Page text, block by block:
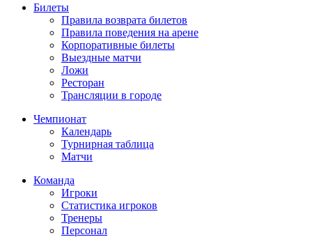
Билеты
Правила возврата билетов
Правила поведения на арене
Корпоративные билеты
Выездные матчи
Ложи
Ресторан
Трансляции в городе
Чемпионат
Календарь
Турнирная таблица
Матчи
Команда
Игроки
Статистика игроков
Тренеры
Персонал